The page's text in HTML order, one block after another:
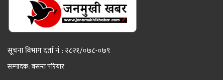
सूचना विभाग दर्ता नं. : २८२१/०७८-०७९
सम्पादक: बसन्त परियार